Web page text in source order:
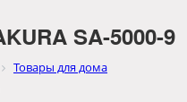
SA-5000-9
Товары для дома